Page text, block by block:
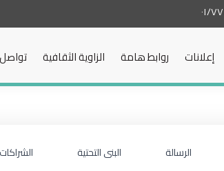
إعلانات روابط هامة الزاوية الثقافية
الرسالة البنى التحتية الشراكات